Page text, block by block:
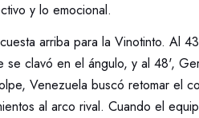
y lo emocional.
arriba para la Vinotinto. Al
clavó en el ángulo, y al 48',
Venezuela buscó retomar el
al arco rival. Cuando el